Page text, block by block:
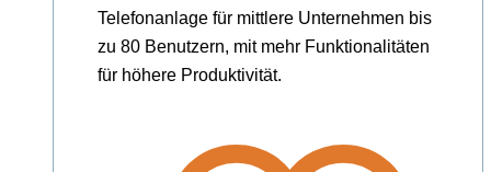
Telefonanlage für mittlere Unternehmen bis
zu 80 Benutzern, mit mehr Funktionalitäten
für höhere Produktivität.